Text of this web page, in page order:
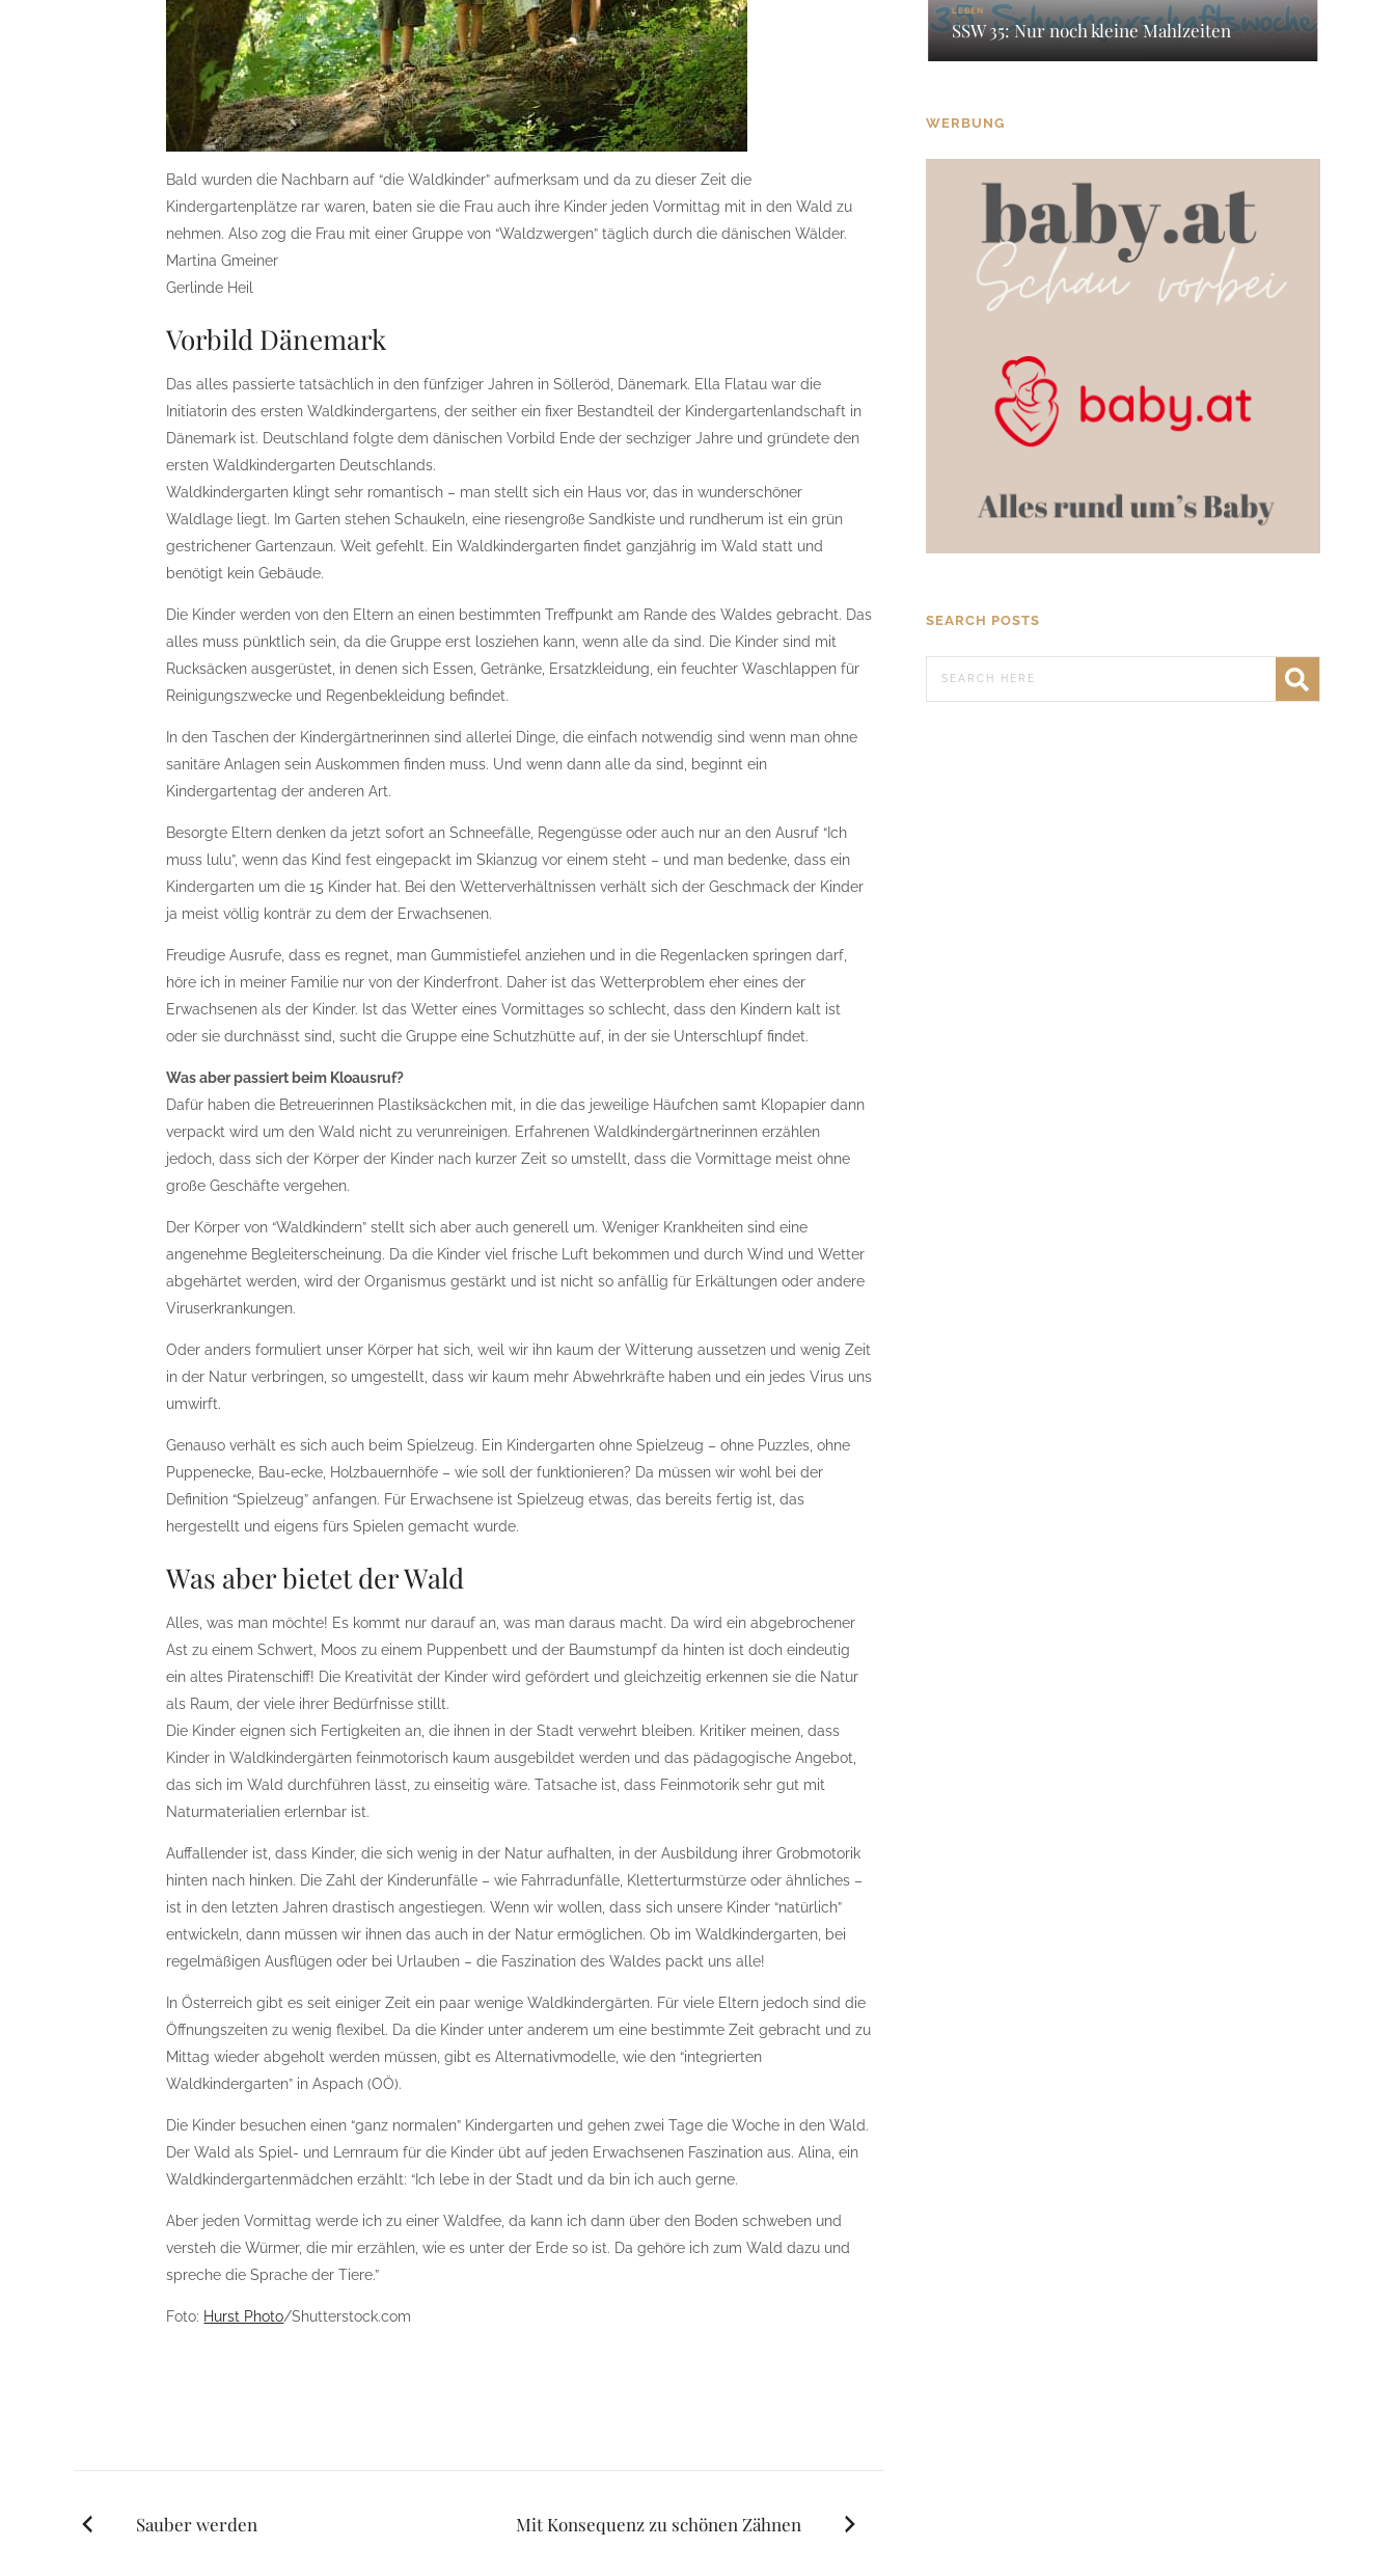
Bald wurden die Nachbarn auf “die Waldkinder” aufmerksam und da zu dieser Zeit die
Kindergartenplätze rar waren, baten sie die Frau auch ihre Kinder jeden Vormittag mit in den Wald zu
nehmen. Also zog die Frau mit einer Gruppe von “Waldzwergen” täglich durch die dänischen Wälder.
Martina Gmeiner
Gerlinde Heil
Vorbild Dänemark
Das alles passierte tatsächlich in den fünfziger Jahren in Sölleröd, Dänemark. Ella Flatau war die
Initiatorin des ersten Waldkindergartens, der seither ein fixer Bestandteil der Kindergartenlandschaft in
Dänemark ist. Deutschland folgte dem dänischen Vorbild Ende der sechziger Jahre und gründete den
ersten Waldkindergarten Deutschlands.
Waldkindergarten klingt sehr romantisch – man stellt sich ein Haus vor, das in wunderschöner
Waldlage liegt. Im Garten stehen Schaukeln, eine riesengroße Sandkiste und rundherum ist ein grün
gestrichener Gartenzaun. Weit gefehlt. Ein Waldkindergarten findet ganzjährig im Wald statt und
benötigt kein Gebäude.
Die Kinder werden von den Eltern an einen bestimmten Treffpunkt am Rande des Waldes gebracht. Das
alles muss pünktlich sein, da die Gruppe erst losziehen kann, wenn alle da sind. Die Kinder sind mit
Rucksäcken ausgerüstet, in denen sich Essen, Getränke, Ersatzkleidung, ein feuchter Waschlappen für
Reinigungszwecke und Regenbekleidung befindet.
In den Taschen der Kindergärtnerinnen sind allerlei Dinge, die einfach notwendig sind wenn man ohne
sanitäre Anlagen sein Auskommen finden muss. Und wenn dann alle da sind, beginnt ein
Kindergartentag der anderen Art.
Besorgte Eltern denken da jetzt sofort an Schneefälle, Regengüsse oder auch nur an den Ausruf “Ich
muss lulu”, wenn das Kind fest eingepackt im Skianzug vor einem steht – und man bedenke, dass ein
Kindergarten um die 15 Kinder hat. Bei den Wetterverhältnissen verhält sich der Geschmack der Kinder
ja meist völlig konträr zu dem der Erwachsenen.
Freudige Ausrufe, dass es regnet, man Gummistiefel anziehen und in die Regenlacken springen darf,
höre ich in meiner Familie nur von der Kinderfront. Daher ist das Wetterproblem eher eines der
Erwachsenen als der Kinder. Ist das Wetter eines Vormittages so schlecht, dass den Kindern kalt ist
oder sie durchnässt sind, sucht die Gruppe eine Schutzhütte auf, in der sie Unterschlupf findet.
Was aber passiert beim Kloausruf?
Dafür haben die Betreuerinnen Plastiksäckchen mit, in die das jeweilige Häufchen samt Klopapier dann
verpackt wird um den Wald nicht zu verunreinigen. Erfahrenen Waldkindergärtnerinnen erzählen
jedoch, dass sich der Körper der Kinder nach kurzer Zeit so umstellt, dass die Vormittage meist ohne
große Geschäfte vergehen.
Der Körper von “Waldkindern” stellt sich aber auch generell um. Weniger Krankheiten sind eine
angenehme Begleiterscheinung. Da die Kinder viel frische Luft bekommen und durch Wind und Wetter
abgehärtet werden, wird der Organismus gestärkt und ist nicht so anfällig für Erkältungen oder andere
Viruserkrankungen.
Oder anders formuliert unser Körper hat sich, weil wir ihn kaum der Witterung aussetzen und wenig Zeit
in der Natur verbringen, so umgestellt, dass wir kaum mehr Abwehrkräfte haben und ein jedes Virus uns
umwirft.
Genauso verhält es sich auch beim Spielzeug. Ein Kindergarten ohne Spielzeug – ohne Puzzles, ohne
Puppenecke, Bau-ecke, Holzbauernhöfe – wie soll der funktionieren? Da müssen wir wohl bei der
Definition “Spielzeug” anfangen. Für Erwachsene ist Spielzeug etwas, das bereits fertig ist, das
hergestellt und eigens fürs Spielen gemacht wurde.
Was aber bietet der Wald
Alles, was man möchte! Es kommt nur darauf an, was man daraus macht. Da wird ein abgebrochener
Ast zu einem Schwert, Moos zu einem Puppenbett und der Baumstumpf da hinten ist doch eindeutig
ein altes Piratenschiff! Die Kreativität der Kinder wird gefördert und gleichzeitig erkennen sie die Natur
als Raum, der viele ihrer Bedürfnisse stillt.
Die Kinder eignen sich Fertigkeiten an, die ihnen in der Stadt verwehrt bleiben. Kritiker meinen, dass
Kinder in Waldkindergärten feinmotorisch kaum ausgebildet werden und das pädagogische Angebot,
das sich im Wald durchführen lässt, zu einseitig wäre. Tatsache ist, dass Feinmotorik sehr gut mit
Naturmaterialien erlernbar ist.
Auffallender ist, dass Kinder, die sich wenig in der Natur aufhalten, in der Ausbildung ihrer Grobmotorik
hinten nach hinken. Die Zahl der Kinderunfälle – wie Fahrradunfälle, Kletterturmstürze oder ähnliches –
ist in den letzten Jahren drastisch angestiegen. Wenn wir wollen, dass sich unsere Kinder “natürlich”
entwickeln, dann müssen wir ihnen das auch in der Natur ermöglichen. Ob im Waldkindergarten, bei
regelmäßigen Ausflügen oder bei Urlauben – die Faszination des Waldes packt uns alle!
In Österreich gibt es seit einiger Zeit ein paar wenige Waldkindergärten. Für viele Eltern jedoch sind die
Öffnungszeiten zu wenig flexibel. Da die Kinder unter anderem um eine bestimmte Zeit gebracht und zu
Mittag wieder abgeholt werden müssen, gibt es Alternativmodelle, wie den “integrierten
Waldkindergarten” in Aspach (OÖ).
Die Kinder besuchen einen “ganz normalen” Kindergarten und gehen zwei Tage die Woche in den Wald.
Der Wald als Spiel- und Lernraum für die Kinder übt auf jeden Erwachsenen Faszination aus. Alina, ein
Waldkindergartenmädchen erzählt: “Ich lebe in der Stadt und da bin ich auch gerne.
Aber jeden Vormittag werde ich zu einer Waldfee, da kann ich dann über den Boden schweben und
versteh die Würmer, die mir erzählen, wie es unter der Erde so ist. Da gehöre ich zum Wald dazu und
spreche die Sprache der Tiere.”
Foto: Hurst Photo/Shutterstock.com
PostsSauber werden Mit Konsequenz zu schönen Zähnen
LEBEN
SSW 35: Nur noch kleine Mahlzeiten
WERBUNG
SEARCH POSTS